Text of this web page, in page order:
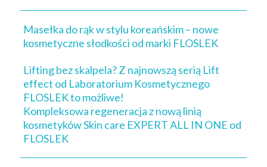
Masełka do rąk w stylu koreańskim – nowe
kosmetyczne słodkości od marki FLOSLEK
Lifting bez skalpela? Z najnowszą serią Lift
effect od Laboratorium Kosmetycznego
FLOSLEK to możliwe!
Kompleksowa regeneracja z nową linią
kosmetyków Skin care EXPERT ALL IN ONE od
FLOSLEK